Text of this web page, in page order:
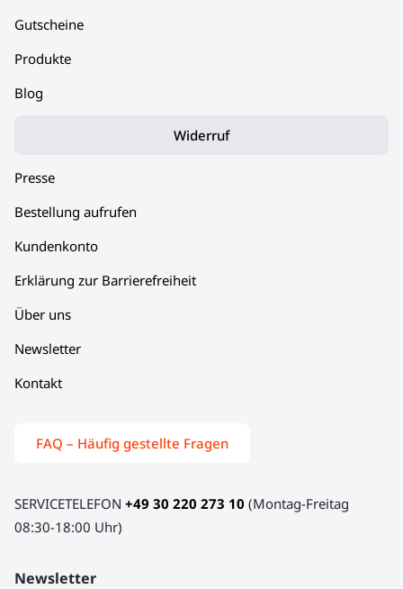
Gutscheine
Produkte
Blog
Widerruf
Presse
Bestellung aufrufen
Kundenkonto
Erklärung zur Barrierefreiheit
Über uns
Newsletter
Kontakt
FAQ – Häufig gestellte Fragen
SERVICETELEFON +49 30 220 273 10 (Montag-Freitag
08:30-18:00 Uhr)
Newsletter